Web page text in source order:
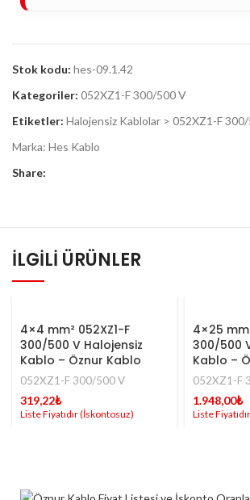
Stok kodu: hes-09.1.42
Kategoriler: 052XZ1-F 300/500 V
Etiketler: Halojensiz Kablolar > 052XZ1-F
Marka: Hes Kablo
Share:
İLGILI ÜRÜNLER
4×4 mm² 052XZ1-F
300/500 V Halojensiz
Kablo – Öznur Kablo
052XZ1-F 300/500 V
319,22₺
4×25
300/500
Kablo –
052XZ1-F
1.948,00₺